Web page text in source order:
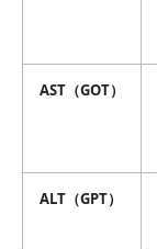
AST（GOT）
ALT（GPT）